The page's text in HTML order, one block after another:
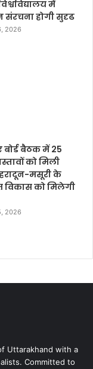
में
संरचना होगी सुदृढ
2026
बोर्ड बैठक में 25
को मिली
मसूरी के
विकास को मिलेगी
2026
Uttarakhand with a
Committed to